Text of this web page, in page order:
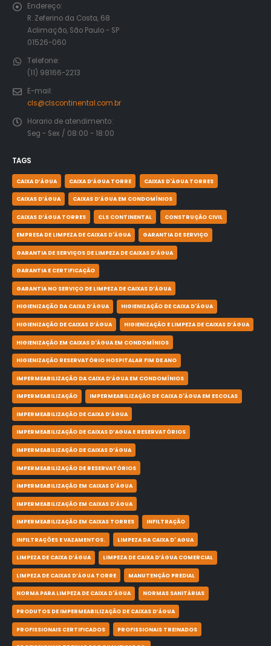
Endereço:
R. Zeferino da Costa, 68
Aclimação, São Paulo - SP
01526-060
Telefone:
(11) 98166-2213
E-mail:
cls@clscontinental.com.br
Horario de atendimento:
Seg - Sex / 08:00 - 18:00
TAGS
CAIXA D’ÁGUA CAIXA D’ÁGUA TORRE CAIXAS D'ÁGUA TORRES
CAIXAS D’ÁGUA CAIXAS D’ÁGUA EM CONDOMÍNIOS
CAIXAS D’ÁGUA TORRES CLS CONTINENTAL CONSTRUÇÃO CIVIL
EMPRESA DE LIMPEZA DE CAIXAS D'ÁGUA GARANTIA DE SERVIÇO
GARANTIA DE SERVIÇOS DE LIMPEZA DE CAIXAS D’ÁGUA
GARANTIA E CERTIFICAÇÃO
GARANTIA NO SERVIÇO DE LIMPEZA DE CAIXAS D’ÁGUA
HIGIENIZAÇÃO DA CAIXA D’ÁGUA HIGIENIZAÇÃO DE CAIXA D'ÁGUA
HIGIENIZAÇÃO DE CAIXAS D’ÁGUA HIGIENIZAÇÃO E LIMPEZA DE CAIXAS D’ÁGUA
HIGIENIZAÇÃO EM CAIXAS D'ÁGUA EM CONDOMÍNIOS
HIGIENIZAÇÃO RESERVATÓRIO HOSPITALAR FIM DE ANO
IMPERMEABILIZAÇÃO DA CAIXA D’ÁGUA EM CONDOMÍNIOS
IMPERMEABILIZAÇÃO IMPERMEABILIZAÇÃO DE CAIXA D'ÁGUA EM ESCOLAS
IMPERMEABILIZAÇÃO DE CAIXA D’ÁGUA
IMPERMEABILIZAÇÃO DE CAIXAS D’AGUA E RESERVATÓRIOS
IMPERMEABILIZAÇÃO DE CAIXAS D’ÁGUA
IMPERMEABILIZAÇÃO DE RESERVATÓRIOS
IMPERMEABILIZAÇÃO EM CAIXAS D'ÁGUA
IMPERMEABILIZAÇÃO EM CAIXAS D’ÁGUA
IMPERMEABILIZAÇÃO EM CAIXAS TORRES INFILTRAÇÃO
INFILTRAÇÕES E VAZAMENTOS. LIMPEZA DA CAIXA D' AGUA
LIMPEZA DE CAIXA D’ÁGUA LIMPEZA DE CAIXA D’ÁGUA COMERCIAL
LIMPEZA DE CAIXAS D’ÁGUA TORRE MANUTENÇÃO PREDIAL
NORMA PARA LIMPEZA DE CAIXA D'ÁGUA NORMAS SANITÁRIAS
PRODUTOS DE IMPERMEABILIZAÇÃO DE CAIXAS D’ÁGUA
PROFISSIONAIS CERTIFICADOS PROFISSIONAIS TREINADOS